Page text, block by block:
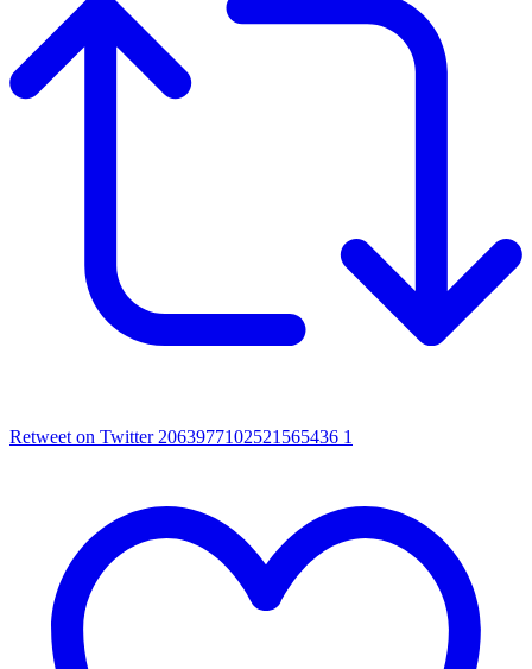
Retweet on Twitter 2063977102521565436 1